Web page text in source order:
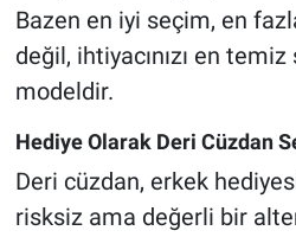
Bazen en iyi seçim, en
değil, ihtiyacınızı en
modeldir.
Hediye Olarak Deri Cüzdan
Deri cüzdan, erkek
risksiz ama değerli bir